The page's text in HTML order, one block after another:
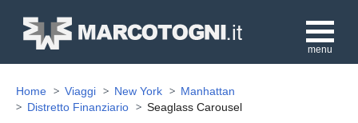
menu
Home Viaggi New York
Manhattan
Distretto Finanziario
Seaglass Carousel